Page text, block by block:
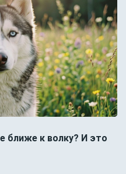
ближе к волку? И это